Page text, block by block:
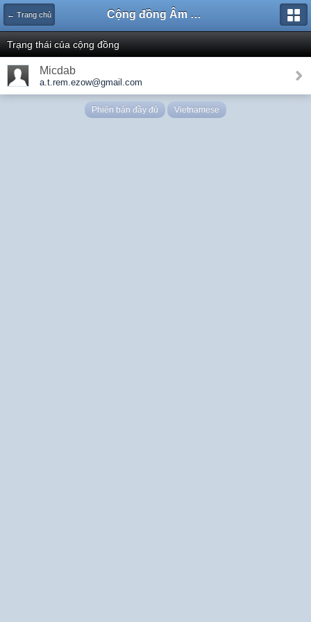
← Trang chủ Cộng đồng Âm nhạc Sound Says
Trạng thái của cộng đồng
Micdab
a.t.rem.ezow@gmail.com
Phiên bản đầy đủ Vietnamese